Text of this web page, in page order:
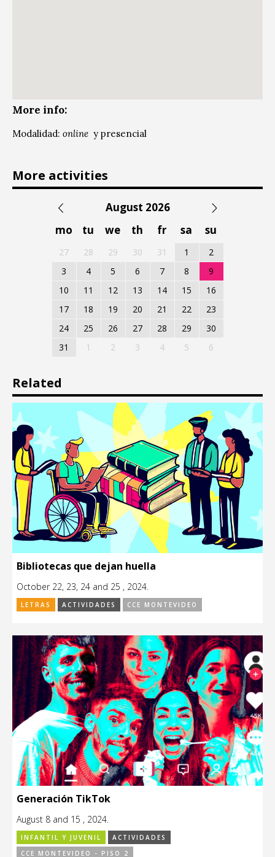
More info:
Modalidad: online y presencial
More activities
August 2026
mo
tu we th fr sa su
27 28 29 30 31 1
2
3
4 5 6 7 8
9
10
11 12 13 14 15
16
17
18 19 20 21 22
23
24
25 26 27 28 29
30
31
1 2 3 4 5 6
Related
Bibliotecas que dejan huella
October 22, 23, 24 and 25 , 2024.
LETRAS ACTIVIDADES CCE MONTEVIDEO
Generación TikTok
August 8 and 15 , 2024.
INFANTIL Y JUVENIL
ACTIVIDADES
CCE MONTEVIDEO - PISO 2